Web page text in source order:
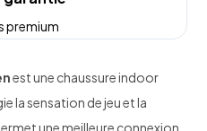
premium
est une chaussure indoor
la sensation de jeu et la
une meilleure connexion